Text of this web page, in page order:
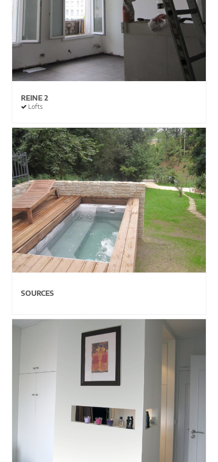
REINE 2
Lofts
SOURCES